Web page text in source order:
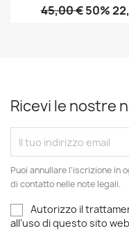
45,00 €50%
Ricevi le nostre
Puoi annullare l'iscrizione in
di contatto nelle note legali.
Autorizzo il
all'uso di questo sito